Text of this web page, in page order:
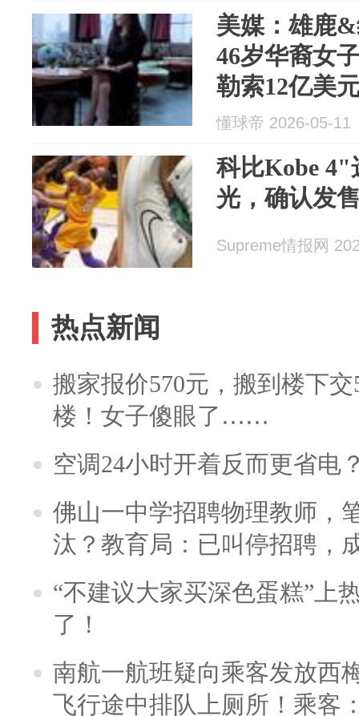
美媒：雄鹿
46岁华裔女
勒索12亿美
懂球帝 2026-05-11
科比Kobe
光，确认发
Supreme情报网
热点新闻
搬家报价570元，搬到楼下
楼！女子傻眼了……
空调24小时开着反而更省电
佛山一中学招聘物理教师，
汰？教育局：已叫停招聘，
“不建议大家买深色蛋糕”上
了！
南航一航班疑向乘客发放西
飞行途中排队上厕所！乘客